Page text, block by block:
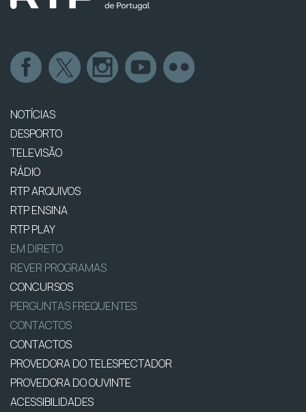
NOTÍCIAS
DESPORTO
TELEVISÃO
RÁDIO
RTP ARQUIVOS
RTP ENSINA
RTP PLAY
EM DIRETO
REVER PROGRAMAS
CONCURSOS
PERGUNTAS FREQUENTES
CONTACTOS
CONTACTOS
PROVEDORA DO TELESPECTADOR
PROVEDORA DO OUVINTE
ACESSIBILIDADES